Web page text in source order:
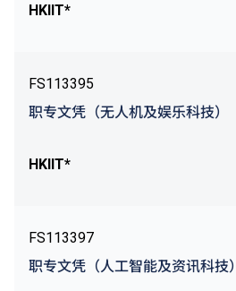
HKIIT*
FS113395
职专文凭（无人机及娱乐科技）
HKIIT*
FS113397
职专文凭（人工智能及资讯科技）